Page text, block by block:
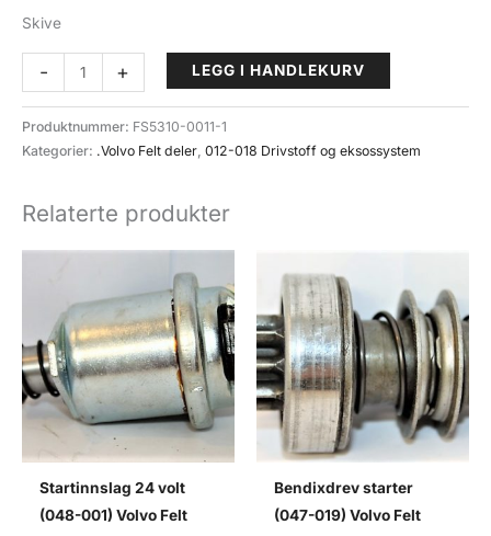
Skive
-
på
styrehylse
håndgass
007)
+ LEGG I HANDLEKURV
Produktnummer: FS5310-0011-1
Kategorier: .Volvo Felt deler 012-018 Drivstoff og eksossystem
Relaterte produkter
Startinnslag 24 volt
(048-001) Volvo Felt
Bendixdrev starter
(047-019) Volvo Felt